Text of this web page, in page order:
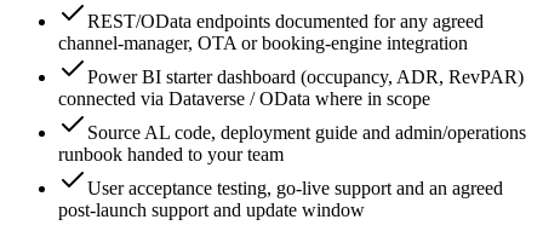
REST/OData endpoints documented for any agreed
channel-manager, OTA or booking-engine integration
Power BI starter dashboard (occupancy, ADR, RevPAR)
connected via Dataverse / OData where in scope
Source AL code, deployment guide and admin/operations
runbook handed to your team
User acceptance testing, go-live support and an agreed
post-launch support and update window